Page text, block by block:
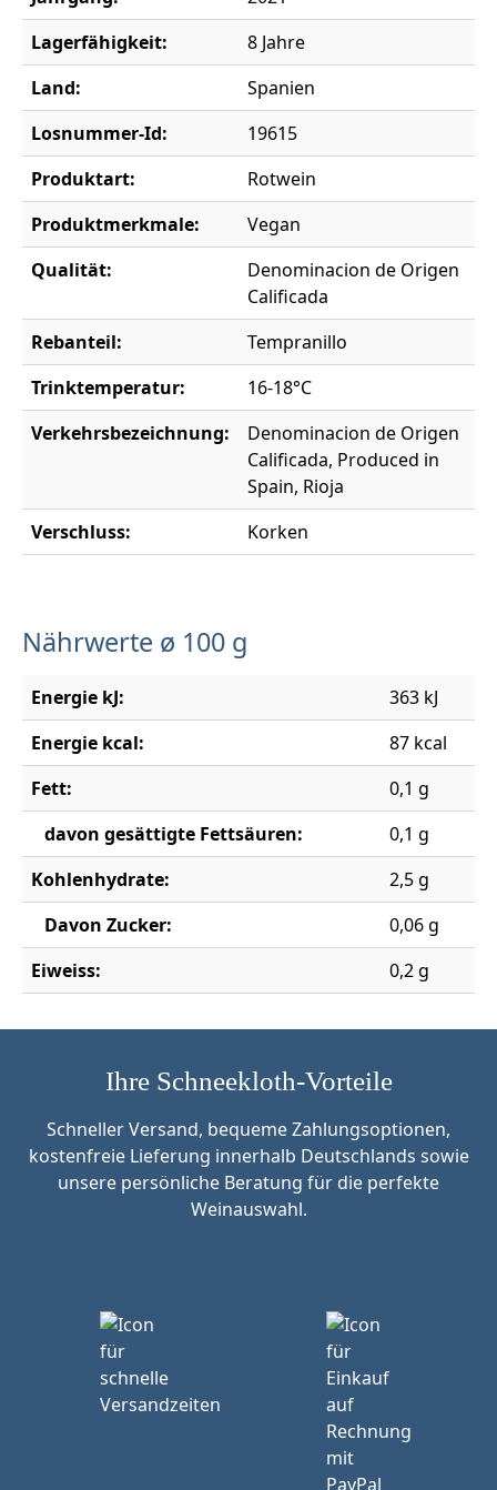
Lagerfähigkeit:
8 Jahre
Land:
Spanien
Losnummer-Id:
19615
Produktart:
Rotwein
Produktmerkmale:
Vegan
Qualität:
Denominacion de Origen
Calificada
Rebanteil:
Tempranillo
Trinktemperatur:
16-18°C
Verkehrsbezeichnung:
Denominacion de Origen
Calificada, Produced in
Spain, Rioja
Verschluss:
Korken
Nährwerte ø 100 g
Energie kJ:
363 kJ
Energie kcal:
87 kcal
Fett:
0,1 g
davon gesättigte Fettsäuren:
0,1 g
Kohlenhydrate:
2,5 g
Davon Zucker:
0,06 g
Eiweiss:
0,2 g
Ihre Schneekloth-Vorteile
Schneller Versand, bequeme Zahlungsoptionen,
kostenfreie Lieferung innerhalb Deutschlands sowie
unsere persönliche Beratung für die perfekte
Weinauswahl.